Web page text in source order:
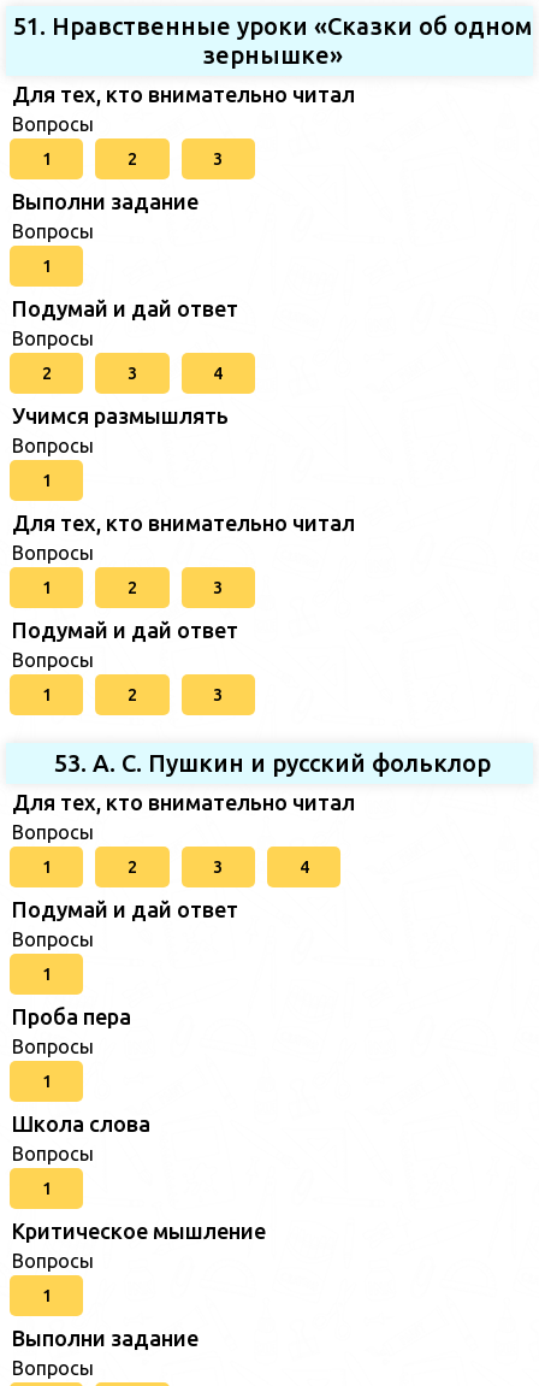
51. Нравственные уроки «Сказки об одном
зернышке»
Для тех, кто внимательно читал
Вопросы
1 2 3
Выполни задание
Вопросы
1
Подумай и дай ответ
Вопросы
2 3 4
Учимся размышлять
Вопросы
1
Для тех, кто внимательно читал
Вопросы
1 2 3
Подумай и дай ответ
Вопросы
1 2 3
53. А. С. Пушкин и русский фольклор
Для тех, кто внимательно читал
Вопросы
1 2 3 4
Подумай и дай ответ
Вопросы
1
Проба пера
Вопросы
1
Школа слова
Вопросы
1
Критическое мышление
Вопросы
1
Выполни задание
Вопросы